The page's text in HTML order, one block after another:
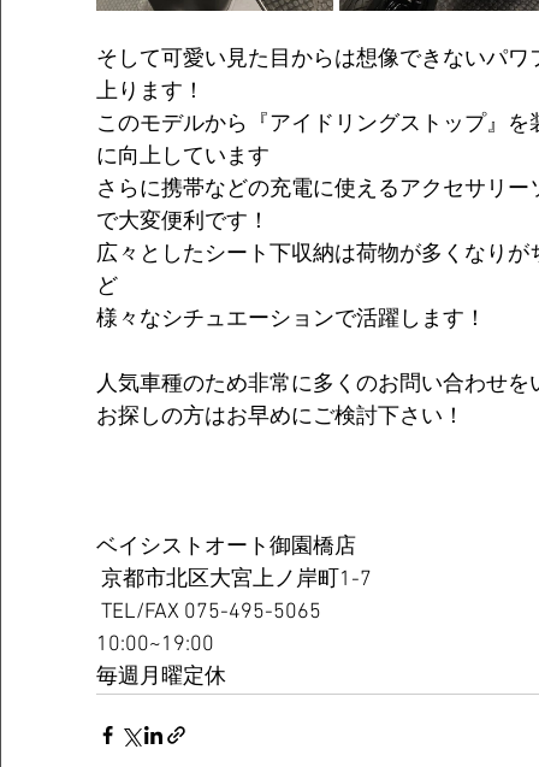
そして可愛い見た目からは想像できないパ
上ります！
このモデルから『アイドリングストップ』
に向上しています
さらに携帯などの充電に使えるアクセサリ
で大変便利です！
広々としたシート下収納は荷物が多くなり
ど
様々なシチュエーションで活躍します！
人気車種のため非常に多くのお問い合わせ
お探しの方はお早めにご検討下さい！
ベイシストオート御園橋店
京都市北区大宮上ノ岸町1-7
TEL/FAX 075-495-5065
10:00~19:00
毎週月曜定休